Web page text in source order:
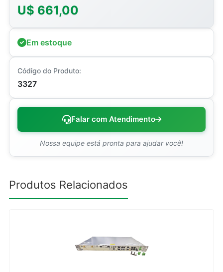
U$ 661,00
Em estoque
Código do Produto:
3327
Falar com Atendimento
Nossa equipe está pronta para ajudar você!
Produtos Relacionados